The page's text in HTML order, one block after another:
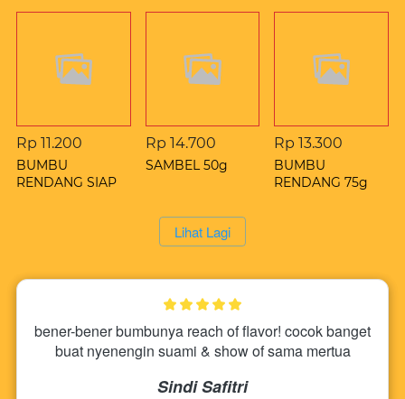
Rp 11.200
BUMBU
RENDANG SIAP
Rp 14.700
SAMBEL 50g
Rp 13.300
BUMBU
RENDANG 75g
`Lihat Lagi
bener-bener bumbunya reach of flavor! cocok banget
buat nyenengin suami & show of sama mertua
Sindi Safitri